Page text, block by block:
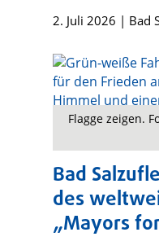
2. Juli 2026 | Bad
Flagge zeigen.
Bad
des
„Mayors